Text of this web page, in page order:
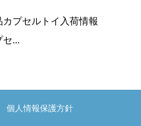
カプセルトイ入荷情報
...
個人情報保護方針